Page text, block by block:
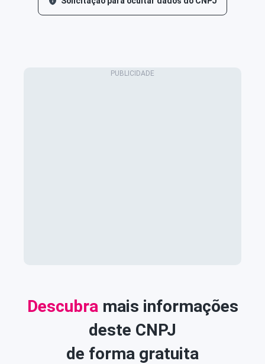
Descubra mais informações
deste CNPJ
de forma gratuita